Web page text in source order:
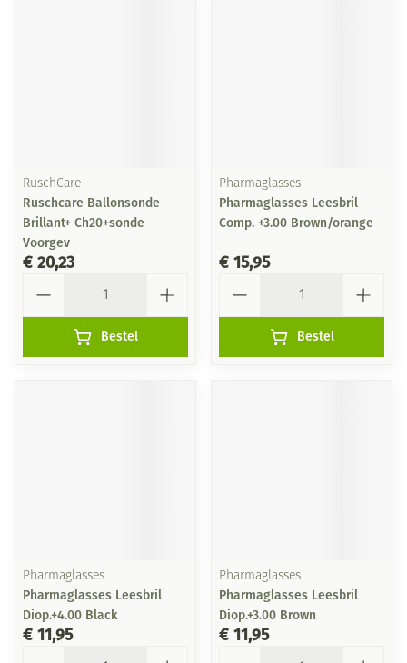
RuschCare
Ruschcare Ballonsonde
Brillant+ Ch20+sonde
Voorgev
€ 20,23
Bestel
Pharmaglasses
Pharmaglasses Leesbril
Comp. +3.00 Brown/orange
€ 15,95
Bestel
Pharmaglasses
Pharmaglasses Leesbril
Diop.+4.00 Black
€ 11,95
Pharmaglasses
Pharmaglasses Leesbril
Diop.+3.00 Brown
€ 11,95